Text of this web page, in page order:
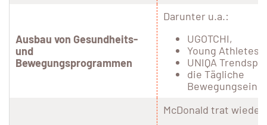
Ausbau von Gesundheits-
und
Bewegungsprogrammen
Darunter u.a.:
UGOTCHI,
Young Athletes,
UNIQA
die Tägliche
McDonald trat